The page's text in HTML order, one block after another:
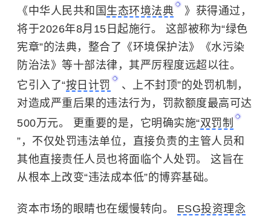
《中华人民共和国 生态环境法典
》获得通过，
将于2026年8月15日起施行。 这部被称为“绿色
宪章”的法典，整合了《环境保护法》《水污染
防治法》等十部法律，其严厉程度远超以往。
它引入了“按日计罚
、上不封顶”的处罚机制，
对造成严重后果的违法行为，罚款额度最高可达
500万元。 更重要的是，它明确实施“双罚制
”，不仅处罚违法单位，直接负责的主管人员和
其他直接责任人员也将面临个人处罚。 这旨在
从根本上改变“违法成本低”的博弈基础。
资本市场的眼睛也在缓慢转向。 ESG投资理念